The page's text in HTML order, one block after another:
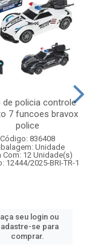
de policia controle
7 funcoes bravox
police
Código: 836408
Unidade
Com: 12 Unidade(s)
12444/2025-BRI-TR-1
seu login ou
se para
comprar.